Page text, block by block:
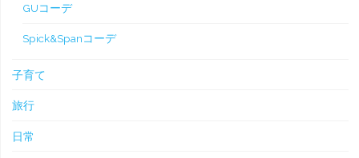
GUコーデ
Spick&Spanコーデ
子育て
旅行
日常